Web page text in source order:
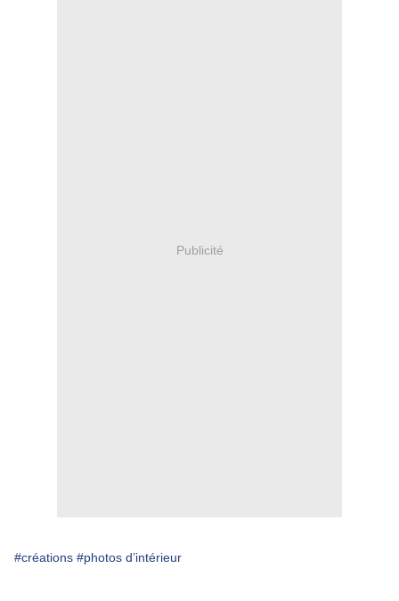
Publicité
#créations #photos d’intérieur